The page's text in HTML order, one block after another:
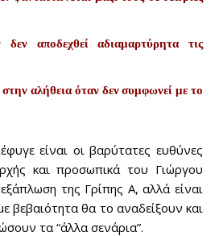
Sing up for our newsletter
αποδεχθεί αδιαμαρτύρητα τις
αλήθεια όταν δεν συμφωνεί με το
είναι οι βαρύτατες ευθύνες
και προσωπικά του Γιώργου
της Γρίπης Α, αλλά είναι
βεβαιότητα θα το αναδείξουν και
τα “άλλα σενάρια”.